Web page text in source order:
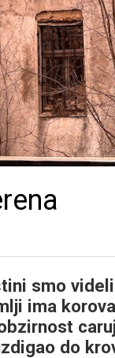
smo
ima
do